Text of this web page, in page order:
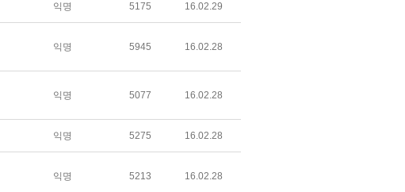
익명 5175 16.02.29
익명 5945 16.02.28
익명 5077 16.02.28
익명 5275 16.02.28
익명 5213 16.02.28